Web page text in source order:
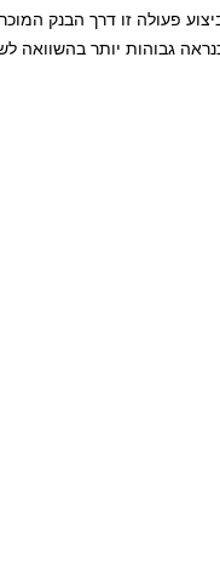
פעולה זו דרך הבנק
גבוהות יותר בהשוואה